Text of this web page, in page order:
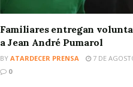
Familiares entregan
a Jean André Pumarol
BY ATARDECER PRENSA
7 DE
0